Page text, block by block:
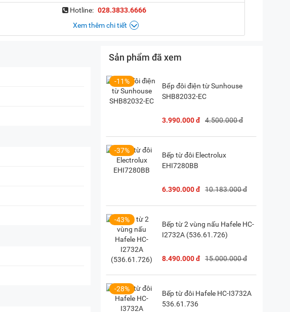
Hotline: 028.3833.6666
Xem thêm chi tiết
Chỉ đường)
Chỉ đường)
718 Điện Biên Phủ, P. Vườn Lài, TP. HCM( Chỉ đường)
Sản phẩm đã xem
-11%
Bếp đôi điện từ Sunhouse
SHB82032-EC
3.990.000 đ 4.500.000 đ
-37%
Bếp từ đôi Electrolux
EHI7280BB
6.390.000 đ 10.183.000 đ
-43%
Bếp từ 2 vùng nấu Hafele HC-
I2732A (536.61.726)
8.490.000 đ 15.000.000 đ
-28%
Bếp từ đôi Hafele HC-I3732A
536.61.736